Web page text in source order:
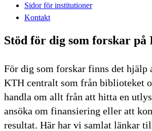
Sidor för institutioner
Kontakt
Stöd för dig som forskar på
För dig som forskar finns det hjälp
KTH centralt som från biblioteket
handla om allt från att hitta en
ansöka om finansiering eller att
resultat. Här har vi samlat länkar